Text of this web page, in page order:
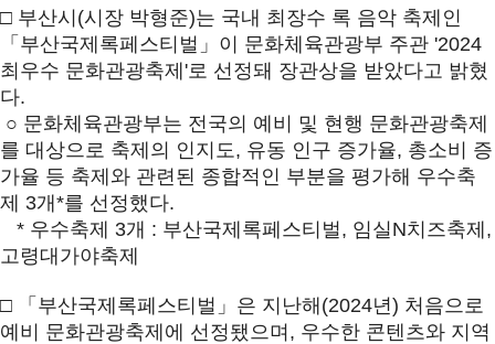
□ 부산시(시장 박형준)는 국내 최장수 록 음악 축제인
「부산국제록페스티벌」이 문화체육관광부 주관 '2024
최우수 문화관광축제'로 선정돼 장관상을 받았다고 밝혔
다.
○ 문화체육관광부는 전국의 예비 및 현행 문화관광축제
를 대상으로 축제의 인지도, 유동 인구 증가율, 총소비 증
가율 등 축제와 관련된 종합적인 부분을 평가해 우수축
제 3개*를 선정했다.
* 우수축제 3개 : 부산국제록페스티벌, 임실N치즈축제,
고령대가야축제
□ 「부산국제록페스티벌」은 지난해(2024년) 처음으로
예비 문화관광축제에 선정됐으며, 우수한 콘텐츠와 지역